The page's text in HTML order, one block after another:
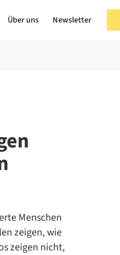
Über uns Newsletter
Menschen
zeigen, wie
zeigen nicht,